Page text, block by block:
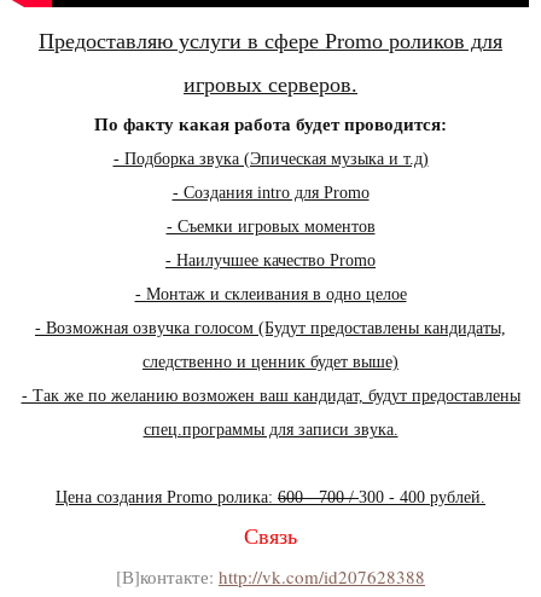
Предоставляю услуги в сфере Promo роликов для
игровых серверов.
По факту какая работа будет проводится:
- Подборка звука (Эпическая музыка и т.д)
- Создания intro для Promo
- Съемки игровых моментов
- Наилучшее качество Promo
- Монтаж и склеивания в одно целое
- Возможная озвучка голосом (Будут предоставлены кандидаты,
следственно и ценник будет выше)
- Так же по желанию возможен ваш кандидат, будут предоставлены
спец.программы для записи звука.
Цена создания Promo ролика: 600 - 700 /300 - 400 рублей.
Связь
[В]контакте: http://vk.com/id207628388